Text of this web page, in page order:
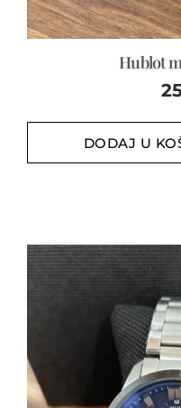
Hublot
DODAJ U